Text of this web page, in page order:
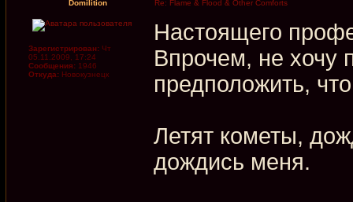
Domilition Re: Flame & Flood & Other Comforts
Зарегистрирован: Чт
05.11.2009, 17:24
Сообщения: 1946
Откуда: Новокузнецк
Настоящего
Впрочем, не хочу
предположить,
Летят кометы,
дождись меня.